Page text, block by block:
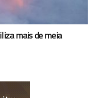
mais de meia